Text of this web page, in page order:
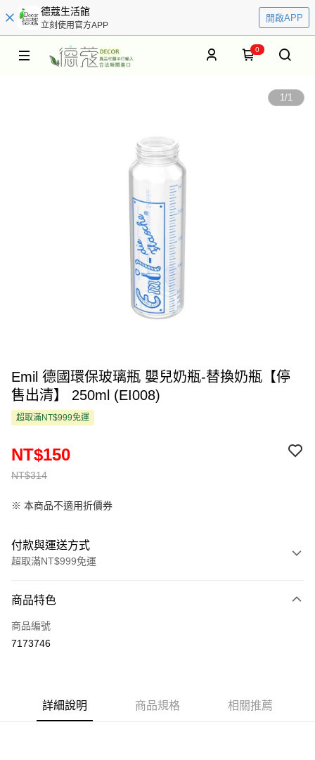
德蔻生活館
立刻使用官方APP
開啟APP
0
1/1
Emil 德國環保玻璃瓶 嬰兒奶瓶-替換奶瓶【停
售出清】 250ml (EI008)
超取滿NT$999免運
NT$314
NT$150
※ 本商品不適用折價券
付款與運送方式
超取滿NT$999免運
信用卡一次付款
超商取貨付款
街口支付
商品特色
商品編號
7173746
詳細說明 商品規格 相關推薦